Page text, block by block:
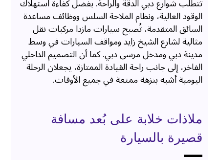
تتطلب شوارع دبي الدقة والراحة. بفضل كفاءة استهلاك
الوقود العالية، ونظام الملاحة السلس ووظائف مساعدة
السائق المتقدمة، تُصبح سيارات مازدا مركبات نقل
مثالية لشارع الشيخ زايد ومواقف السيارات في وسط
مدينة دبي ومدخل مرسى دبي. كما أن التصميم الداخلي
الفاخر، إلى جانب راحة القيادة الممتازة، يجعلان الرحلة
اليومية أشبه بنزهة ممتعة في جميع الأوقات.
ملاذات خلابة على بُعد مسافة
قصيرة بالسيارة